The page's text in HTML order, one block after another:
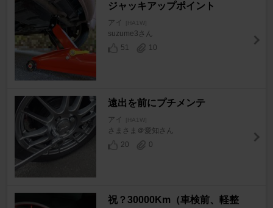
ジャッキアップポイント
アイ [HA1W]
suzume3さん
51
10
遠出を前にプチメンテ
アイ [HA1W]
さまさま＠愛知さん
20
0
祝？30000Km（車検前、軽整